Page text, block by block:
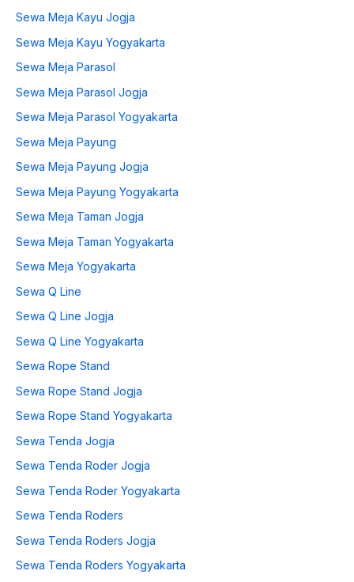
Sewa Meja Kayu Jogja
Sewa Meja Kayu Yogyakarta
Sewa Meja Parasol
Sewa Meja Parasol Jogja
Sewa Meja Parasol Yogyakarta
Sewa Meja Payung
Sewa Meja Payung Jogja
Sewa Meja Payung Yogyakarta
Sewa Meja Taman Jogja
Sewa Meja Taman Yogyakarta
Sewa Meja Yogyakarta
Sewa Q Line
Sewa Q Line Jogja
Sewa Q Line Yogyakarta
Sewa Rope Stand
Sewa Rope Stand Jogja
Sewa Rope Stand Yogyakarta
Sewa Tenda Jogja
Sewa Tenda Roder Jogja
Sewa Tenda Roder Yogyakarta
Sewa Tenda Roders
Sewa Tenda Roders Jogja
Sewa Tenda Roders Yogyakarta